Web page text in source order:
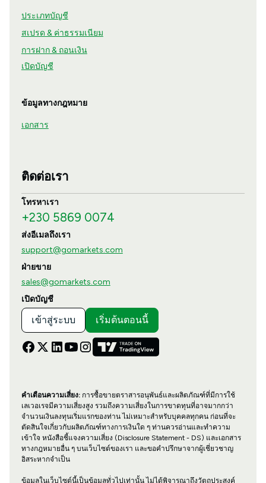
ประเภทบัญชี
สเปรด & ค่าธรรมเนียม
การฝาก & ถอนเงิน
เปิดบัญชี
ข้อมูลทางกฎหมาย
เอกสาร
ติดต่อเรา
โทรหาเรา
+230 5869 0074
ส่งอีเมลถึงเรา
support@gomarkets.com
ฝ่ายขาย
sales@gomarkets.com
เปิดบัญชี
เข้าสู่ระบบ เริ่มต้นตอนนี้
คำเตือนความเสี่ยง:การซื้อขายตราสารอนุพันธ์และผลิตภัณฑ์ที่มีการใช้
เลเวอเรจมีความเสี่ยงสูง รวมถึงความเสี่ยงในการขาดทุนที่อาจมากกว่า
จำนวนเงินลงทุนเริ่มแรกของท่าน ไม่เหมาะสำหรับบุคคลทุกคน ก่อนที่จะ
ตัดสินใจเกี่ยวกับผลิตภัณฑ์ทางการเงินใด ๆ ท่านควรอ่านและทำความ
เข้าใจ หนังสือชี้แจงความเสี่ยง (Disclosure Statement - DS) และเอกสาร
ทางกฎหมายอื่น ๆ บนเว็บไซต์ของเรา และขอคำปรึกษาจากผู้เชี่ยวชาญ
อิสระหากจำเป็น
ข้อมูลในเว็บไซต์นี้เป็นข้อมูลทั่วไปเท่านั้น ไม่ได้พิจารณาถึงวัตถุประสงค์